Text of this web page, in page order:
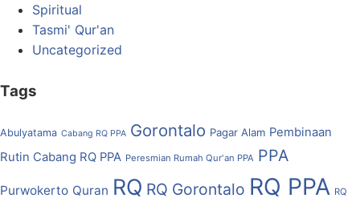
Spiritual
Tasmi' Qur'an
Uncategorized
Tags
Abulyatama Cabang RQ PPA Gorontalo Pagar Alam Pembinaan
Rutin Cabang RQ PPA Peresmian Rumah Qur'an PPA PPA
Purwokerto Quran RQ RQ Gorontalo RQ PPA RQ